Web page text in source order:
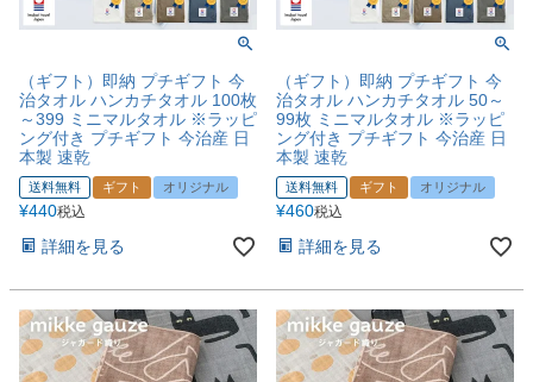
（ギフト）即納 プチギフト 今
治タオル ハンカチタオル 100枚
～399 ミニマルタオル ※ラッピ
ング付き プチギフト 今治産 日
本製 速乾
送料無料 ギフト オリジナル
¥440税込
詳細を見る
（ギフト）即納 プチギフト 今
治タオル ハンカチタオル 50～
99枚 ミニマルタオル ※ラッピ
ング付き プチギフト 今治産 日
本製 速乾
送料無料 ギフト オリジナル
¥460税込
詳細を見る